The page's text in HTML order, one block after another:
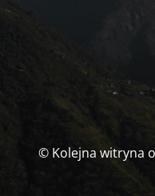
© Kolejna witryna